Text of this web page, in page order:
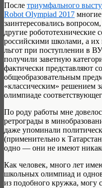
После триумфального
Robot Olympiad 2017
заинтересовались
другие робототехнические
российскими школами, а их
льгот при поступлении в
получили заветную
фактически представляют
общеобразовательным
«классическим» решением
олимпиаде
По роду работы мне
ретрограды в
даже упоминали
(применительно к
одно — они не имеют
Как человек, много лет
школьных олимпиад и
из подобного кружка, могу